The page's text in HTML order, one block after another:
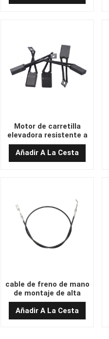
Motor de carretilla
elevadora resistente a
alta temperatura
Cepillo de carbono XQD-
0.55/0.75
Añadir A La Cesta
cable de freno de mano
de montaje de alta
calidad Q72B6-10541
Añadir A La Cesta